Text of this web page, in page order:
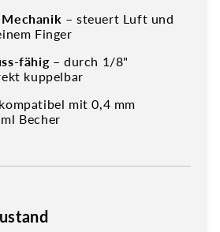
– steuert Luft und
Finger
fähig– durch 1/8"
kuppelbar
mit 0,4 mm
Becher